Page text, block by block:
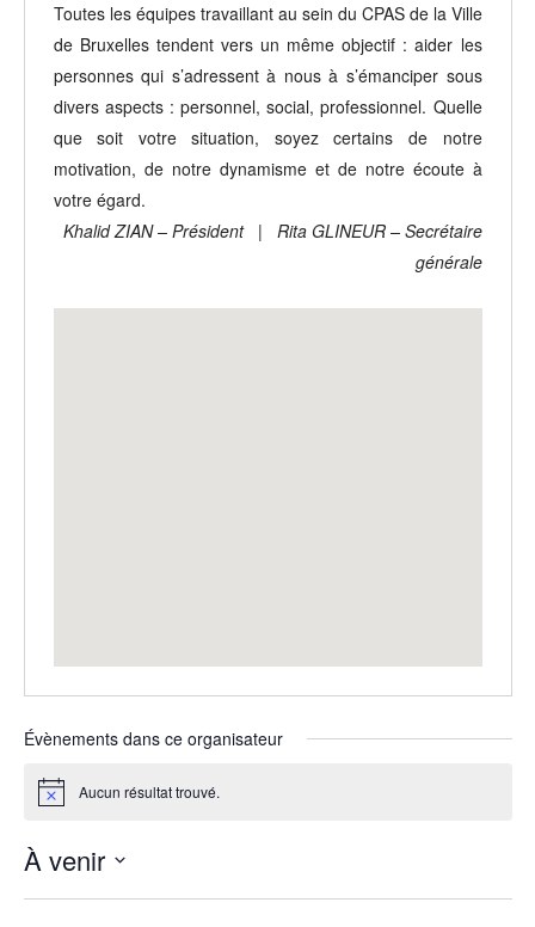
Toutes les équipes travaillant au sein du CPAS de la Ville
de Bruxelles tendent vers un même objectif : aider les
personnes qui s’adressent à nous à s’émanciper sous
divers aspects : personnel, social, professionnel. Quelle
que soit votre situation, soyez certains de notre
motivation, de notre dynamisme et de notre écoute à
votre égard.
Khalid ZIAN – Président| Rita GLINEUR – Secrétaire
générale
Évènements dans ce organisateur
Notice Aucun résultat trouvé.
À venir
Sélectionnez